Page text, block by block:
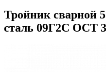
Тройник сварной
сталь 09Г2С ОСТ